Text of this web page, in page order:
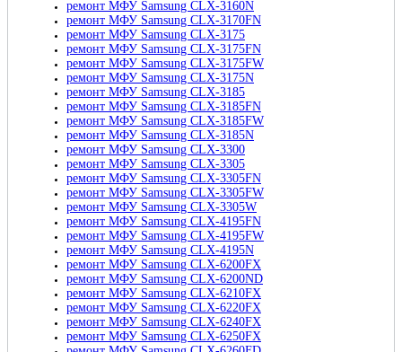
ремонт МФУ Samsung CLX-3160N
ремонт МФУ Samsung CLX-3170FN
ремонт МФУ Samsung CLX-3175
ремонт МФУ Samsung CLX-3175FN
ремонт МФУ Samsung CLX-3175FW
ремонт МФУ Samsung CLX-3175N
ремонт МФУ Samsung CLX-3185
ремонт МФУ Samsung CLX-3185FN
ремонт МФУ Samsung CLX-3185FW
ремонт МФУ Samsung CLX-3185N
ремонт МФУ Samsung CLX-3300
ремонт МФУ Samsung CLX-3305
ремонт МФУ Samsung CLX-3305FN
ремонт МФУ Samsung CLX-3305FW
ремонт МФУ Samsung CLX-3305W
ремонт МФУ Samsung CLX-4195FN
ремонт МФУ Samsung CLX-4195FW
ремонт МФУ Samsung CLX-4195N
ремонт МФУ Samsung CLX-6200FX
ремонт МФУ Samsung CLX-6200ND
ремонт МФУ Samsung CLX-6210FX
ремонт МФУ Samsung CLX-6220FX
ремонт МФУ Samsung CLX-6240FX
ремонт МФУ Samsung CLX-6250FX